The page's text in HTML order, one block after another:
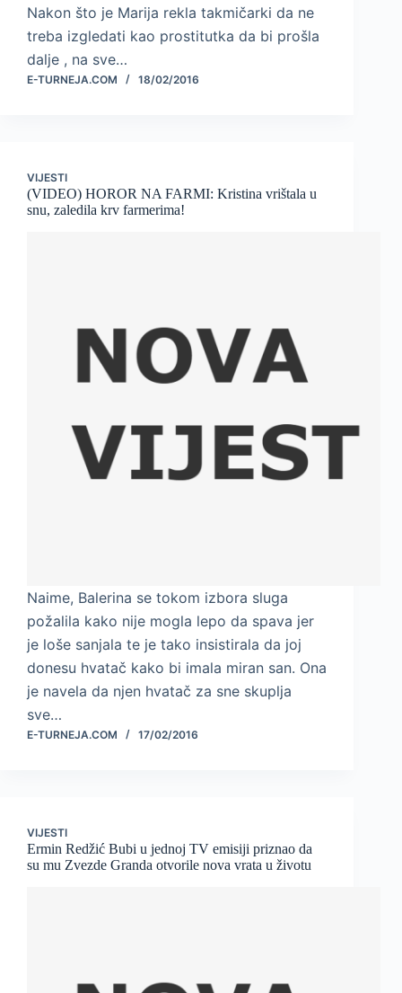
Nakon što je Marija rekla takmičarki da ne
treba izgledati kao prostitutka da bi prošla
dalje , na sve…
E-TURNEJA.COM 18/02/2016
VIJESTI
(VIDEO) HOROR NA FARMI: Kristina vrištala u
snu, zaledila krv farmerima!
Naime, Balerina se tokom izbora sluga
požalila kako nije mogla lepo da spava jer
je loše sanjala te je tako insistirala da joj
donesu hvatač kako bi imala miran san. Ona
je navela da njen hvatač za sne skuplja
sve…
E-TURNEJA.COM 17/02/2016
VIJESTI
Ermin Redžić Bubi u jednoj TV emisiji priznao da
su mu Zvezde Granda otvorile nova vrata u životu